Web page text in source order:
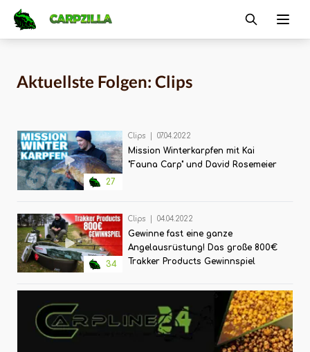
Carpzilla
Aktuellste Folgen: Clips
27
Clips 07.04.2022
Mission Winterkarpfen mit Kai
"Fauna Carp" und David Rosemeier
34
Clips 04.04.2022
Gewinne fast eine ganze
Angelausrüstung! Das große 800€
Trakker Products Gewinnspiel